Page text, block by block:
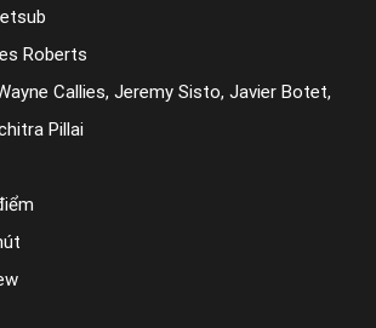
Roberts
Callies, Jeremy Sisto, Javier Botet,
Pillai